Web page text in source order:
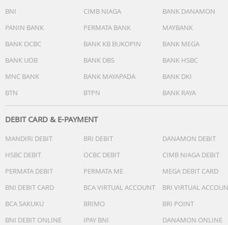
BNI
CIMB NIAGA
BANK DANAMON
PANIN BANK
PERMATA BANK
MAYBANK
BANK OCBC
BANK KB BUKOPIN
BANK MEGA
BANK UOB
BANK DBS
BANK HSBC
MNC BANK
BANK MAYAPADA
BANK DKI
BTN
BTPN BANK RAYA
DEBIT CARD & E-PAYMENT
MANDIRI DEBIT BRI DEBIT
DANAMON DEBIT
HSBC DEBIT
OCBC DEBIT
CIMB NIAGA DEBIT
PERMATA DEBIT
PERMATA ME
MEGA DEBIT CARD
BNI DEBIT CARD
BCA VIRTUAL ACCOUNT
BRI VIRTUAL
BCA SAKUKU
BRIMO
BRI POINT
BNI DEBIT ONLINE
IPAY BNI
DANAMON ONLINE